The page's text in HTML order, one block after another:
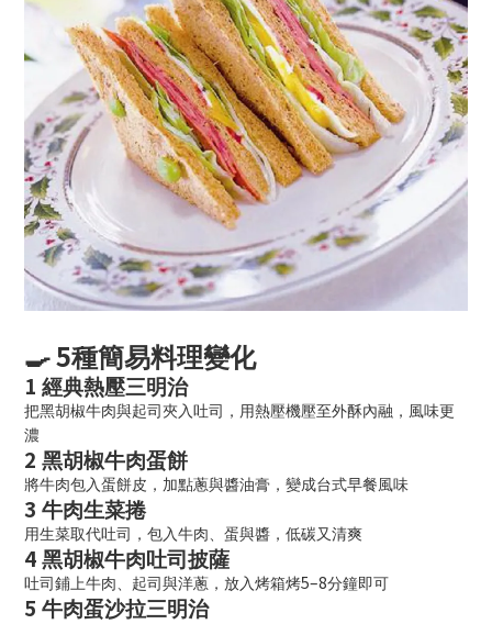
🍳5種簡易料理變化
1️ 經典熱壓三明治
把黑胡椒牛肉與起司夾入吐司，用熱壓機壓至外酥內融，風味更
濃
2️ 黑胡椒牛肉蛋餅
將牛肉包入蛋餅皮，加點蔥與醬油膏，變成台式早餐風味
3️ 牛肉生菜捲
用生菜取代吐司，包入牛肉、蛋與醬，低碳又清爽
4️ 黑胡椒牛肉吐司披薩
吐司鋪上牛肉、起司與洋蔥，放入烤箱烤5–8分鐘即可
5️ 牛肉蛋沙拉三明治